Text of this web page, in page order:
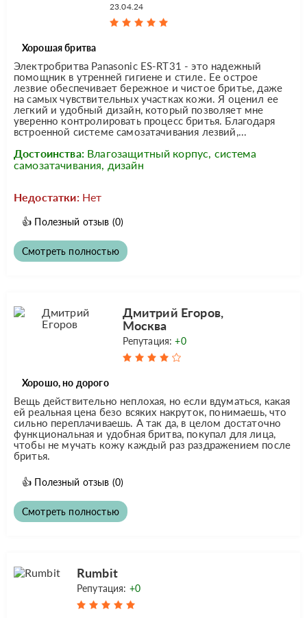
23.04.24
Хорошая бритва
Электробритва Panasonic ES-RT31 - это надежный
помощник в утренней гигиене и стиле. Ее острое
лезвие обеспечивает бережное и чистое бритье, даже
на самых чувствительных участках кожи. Я оценил ее
легкий и удобный дизайн, который позволяет мне
уверенно контролировать процесс бритья. Благодаря
встроенной системе самозатачивания лезвий,...
Достоинства: Влагозащитный корпус, система
самозатачивания, дизайн
Недостатки: Нет
👍 Полезный отзыв (0)
Смотреть полностью
Дмитрий Егоров,
Москва
Репутация:+0
Хорошо, но дорого
Вещь действительно неплохая, но если вдуматься, какая
ей реальная цена безо всяких накруток, понимаешь, что
сильно переплачиваешь. А так да, в целом достаточно
функциональная и удобная бритва, покупал для лица,
чтобы не мучать кожу каждый раз раздражением после
бритья.
👍 Полезный отзыв (0)
Смотреть полностью
Rumbit
Репутация: +0